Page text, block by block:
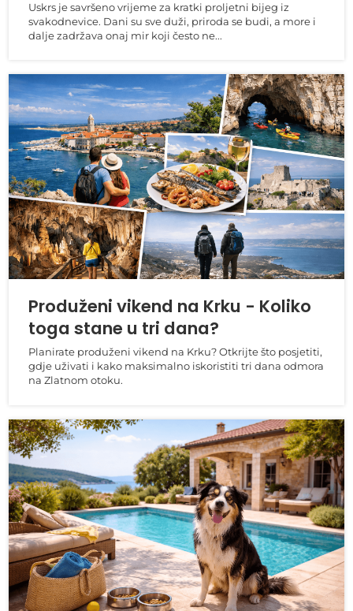
Uskrs je savršeno vrijeme za kratki proljetni bijeg iz
svakodnevice. Dani su sve duži, priroda se budi, a more i
dalje zadržava onaj mir koji često ne...
Produženi vikend na Krku - Koliko
toga stane u tri dana?
Planirate produženi vikend na Krku? Otkrijte što posjetiti,
gdje uživati i kako maksimalno iskoristiti tri dana odmora
na Zlatnom otoku.